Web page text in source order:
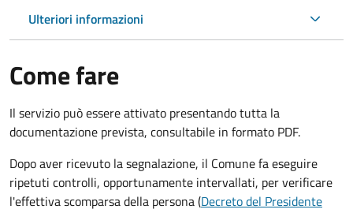
Ulteriori informazioni
Come fare
Il servizio può essere attivato presentando tutta la
documentazione prevista, consultabile in formato PDF.
Dopo aver ricevuto la segnalazione, il Comune fa eseguire
ripetuti controlli, opportunamente intervallati, per verificare
l'effettiva scomparsa della persona (Decreto del Presidente